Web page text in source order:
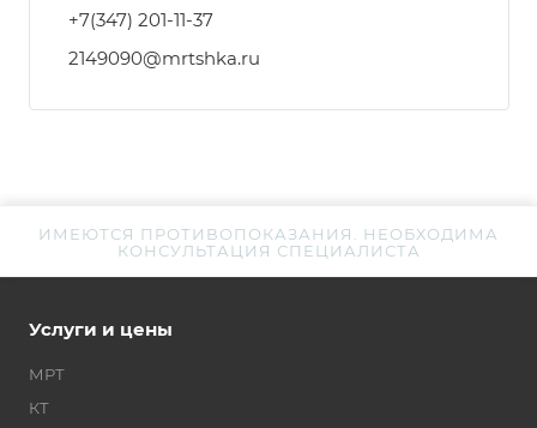
+7(347) 201-11-37
2149090@mrtshka.ru
ИМЕЮТСЯ ПРОТИВОПОКАЗАНИЯ. НЕОБХОДИМА
КОНСУЛЬТАЦИЯ СПЕЦИАЛИСТА
Услуги и цены
МРТ
КТ